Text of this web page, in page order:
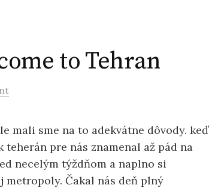
to Tehran
mali sme na to adekvátne dôvody. keď
pre nás znamenal až pád na
necelým týždňom a naplno si
Čakal nás deň plný